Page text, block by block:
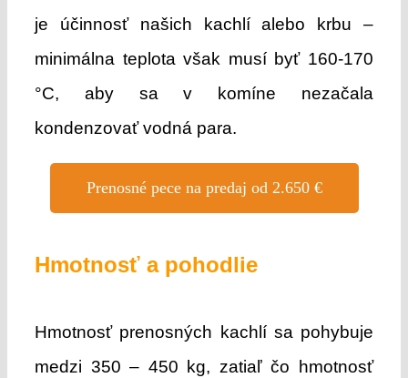
je účinnosť našich kachlí alebo krbu –
minimálna teplota však musí byť 160-170
°C, aby sa v komíne nezačala
kondenzovať vodná para.
Prenosné pece na predaj od 2.650 €
Hmotnosť a pohodlie
Hmotnosť prenosných kachlí sa pohybuje
medzi 350 – 450 kg, zatiaľ čo hmotnosť